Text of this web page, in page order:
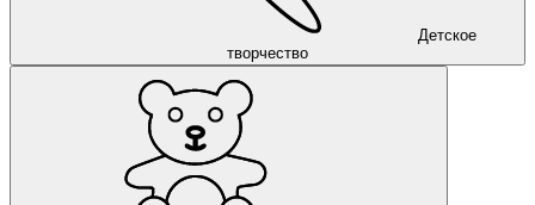
Детское
творчество